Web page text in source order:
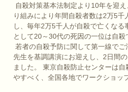
自殺対策基本法制定より10年を迎
り組みにより年間自殺者数は2万5
し、毎年2万5千人が自殺で亡くなる
として20～30代の死因の一位は自殺
若者の自殺予防に関して第一線で
先生を基調講演にお迎えし、2日間
ました。 東京自殺防止センターは
やすべく、全国各地でワークショッ